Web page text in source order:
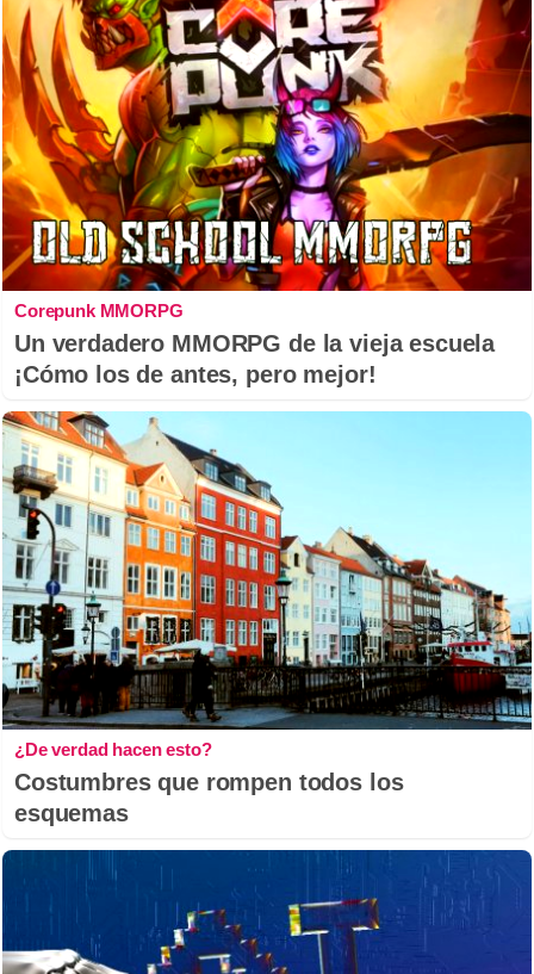
Corepunk MMORPG
Un verdadero MMORPG de la vieja escuela
¡Cómo los de antes, pero mejor!
¿De verdad hacen esto?
Costumbres que rompen todos los
esquemas